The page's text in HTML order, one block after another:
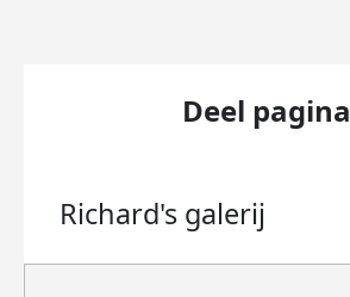
Deel pagina
Richard's galerij